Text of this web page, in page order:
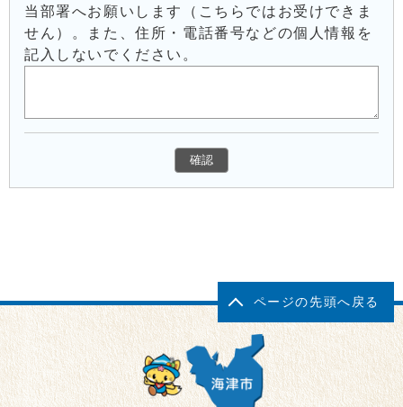
当部署へお願いします（こちらではお受けできま
せん）。また、住所・電話番号などの個人情報を
記入しないでください。
ページの先頭へ戻る